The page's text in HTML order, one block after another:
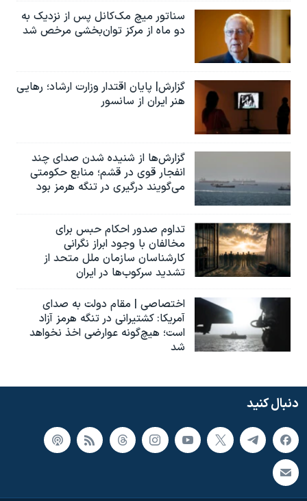
سناتور میچ مک‌کانل پس از نزدیک به
دو ماه از مرکز توان‌بخشی مرخص شد
گزارش| پایان اقتدار وزارت ارشاد؛ رهایی
هنر ایران از سانسور
گزارش‌ها از شنیده شدن صدای چند
انفجار قوی در قشم؛ منابع حکومتی
می‌گویند درگیری در تنگه هرمز بود
تداوم صدور احکام حبس برای
مخالفان با وجود ابراز نگرانی
کارشناسان سازمان ملل متحد از
تشدید سرکوب‌ها در ایران
اختصاصی | مقام دولت به صدای
آمریکا: کشتیرانی در تنگه هرمز آزاد
است؛ هیچ‌گونه عوارضی اخذ نخواهد
شد
دنبال کنید